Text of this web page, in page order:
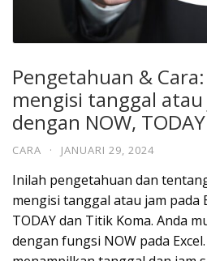
Pengetahuan &
mengisi tanggal atau
dengan NOW,
CARA · JANUARI 29, 2024
Inilah pengetahuan dan
mengisi tanggal atau jam pada
TODAY dan Titik Koma. Anda
dengan fungsi NOW pada